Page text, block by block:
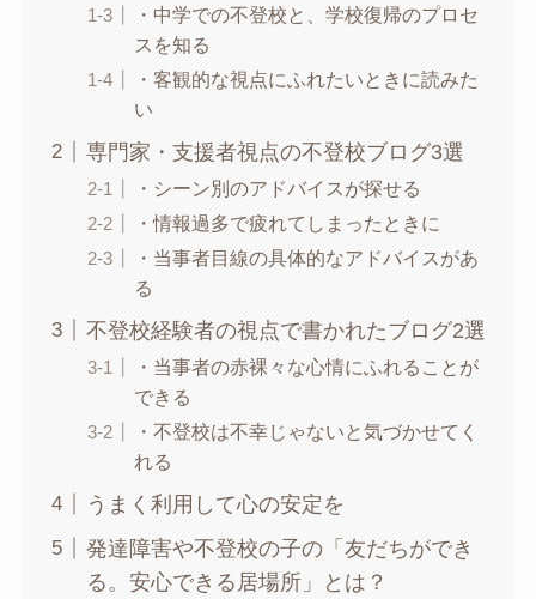
・中学での不登校と、学校復帰のプロセ
スを知る
・客観的な視点にふれたいときに読みた
い
専門家・支援者視点の不登校ブログ3選
・シーン別のアドバイスが探せる
・情報過多で疲れてしまったときに
・当事者目線の具体的なアドバイスがあ
る
不登校経験者の視点で書かれたブログ2選
・当事者の赤裸々な心情にふれることが
できる
・不登校は不幸じゃないと気づかせてく
れる
うまく利用して心の安定を
発達障害や不登校の子の「友だちができ
る。安心できる居場所」とは？